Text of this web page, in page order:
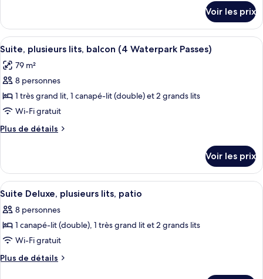
Waterpark
Passes)
patio
(4
Waterpark
Passes)
Suite
Junior,
plusieurs
lits
(4
Waterpark
Passes)
le
type
de
chambre
Suite
Junior,
lits
(4
Passes)
Voir les prix
Afficher
toutes
les
photos
pour
ce
type
de
Suite,
plusieurs
lits,
balcon
(4
Waterpark
Passes)
Une chambre d’hôtel avec un
10
Suite, plusieurs lits, balcon (4 Waterpark Passes)
79 m²
8 personnes
1 très grand lit, 1 canapé-lit (double) et 2 grands lits
Wi-Fi gratuit
Plus de détails
Plus
le
type
de
Suite,
plusieurs
balcon
(4
Waterpark
Voir les prix
Afficher
toutes
les
photos
pour
ce
Un canapé bleu avec deux
6
Suite Deluxe, plusieurs lits, patio
8 personnes
1 canapé-lit (double), 1 très grand lit et 2 grands lits
Wi-Fi gratuit
Plus de détails
Plus